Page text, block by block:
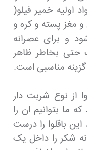
اولیه خمیر فیلو(
مغز پسته و کره و
و برای عصرانه
حتی بخاطر ظاهر
گزینه مناسبی است.
از نوع شربت دار
ما بتوانیم ان را
باقلوا را درست
برای این منظور 2 پیمانه شکر را داخل یک